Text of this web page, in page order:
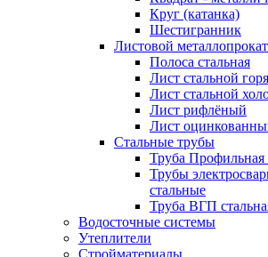
Круг (катанка)
Шестигранник
Листовой металлопрокат
Полоса стальная
Лист стальной
Лист стальной
Лист рифлёный
Лист
Стальные трубы
Труба Профильная
Трубы
стальные
Труба ВГП
Водосточные системы
Утеплители
Стройматериалы